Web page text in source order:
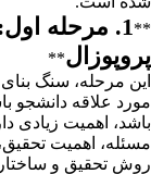
**
1. مرحله
پروپوزال**
این مرحله، سنگ
مورد علاقه دانشجو
باشد، اهمیت زیادی
مسئله، اهمیت
روش تحقیق و